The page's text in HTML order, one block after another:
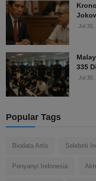
Jul 30,
335
Jul 30,
Popular Tags
Biodata Artis Selebriti
Penyanyi Indonesia